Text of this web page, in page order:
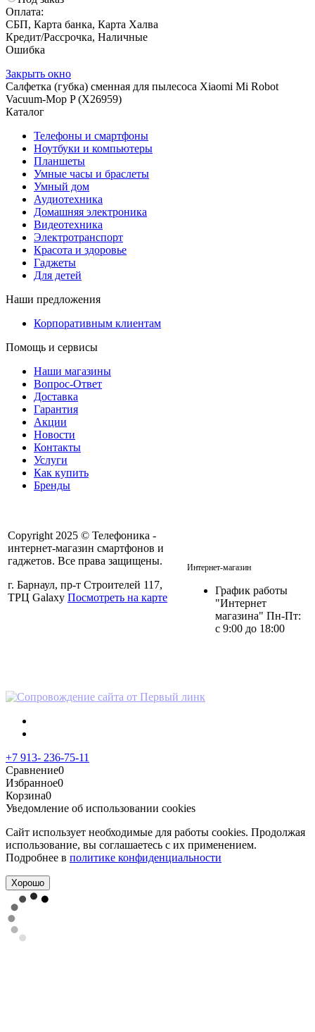
Оплата:
СБП, Карта банка, Карта Халва
Кредит/Рассрочка, Наличные
Ошибка
Закрыть окно
Салфетка (губка) сменная для пылесоса Xiaomi Mi Robot
Vacuum-Mop P (X26959)
Каталог
Телефоны и смартфоны
Ноутбуки и компьютеры
Планшеты
Умные часы и браслеты
Умный дом
Аудиотехника
Домашняя электроника
Видеотехника
Электротранспорт
Красота и здоровье
Гаджеты
Для детей
Наши предложения
Корпоративным клиентам
Помощь и сервисы
Наши магазины
Вопрос-Ответ
Доставка
Гарантия
Акции
Новости
Контакты
Услуги
Как купить
Бренды
Copyright 2025 © Телефоника -
интернет-магазин смартфонов и
гаджетов. Все права защищены.
г. Барнаул, пр-т Строителей 117,
ТРЦ Galaxy Посмотреть на карте
Интернет-магазин
График работы
"Интернет
магазина" Пн-Пт:
с 9:00 до 18:00
+7 913- 236-75-11
Сравнение0
Избранное0
Корзина0
Уведомление об использовании cookies
Сайт использует необходимые для работы cookies. Продолжая
использование, вы соглашаетесь с их применением.
Подробнее в политике конфиденциальности
Хорошо